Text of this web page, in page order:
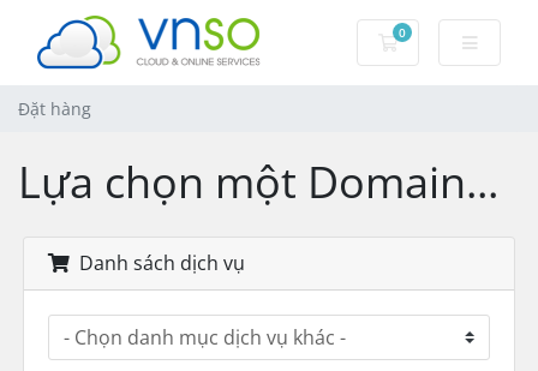
0
Đặt hàng
Đặt hàng
Lựa chọn một Domain...
Danh sách dịch vụ